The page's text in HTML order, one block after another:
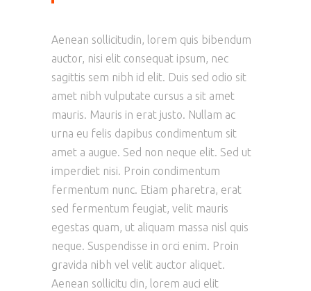
Aenean sollicitudin, lorem quis bibendum
auctor, nisi elit consequat ipsum, nec
sagittis sem nibh id elit. Duis sed odio sit
amet nibh vulputate cursus a sit amet
mauris. Mauris in erat justo. Nullam ac
urna eu felis dapibus condimentum sit
amet a augue. Sed non neque elit. Sed ut
imperdiet nisi. Proin condimentum
fermentum nunc. Etiam pharetra, erat
sed fermentum feugiat, velit mauris
egestas quam, ut aliquam massa nisl quis
neque. Suspendisse in orci enim. Proin
gravida nibh vel velit auctor aliquet.
Aenean sollicitu din, lorem auci elit